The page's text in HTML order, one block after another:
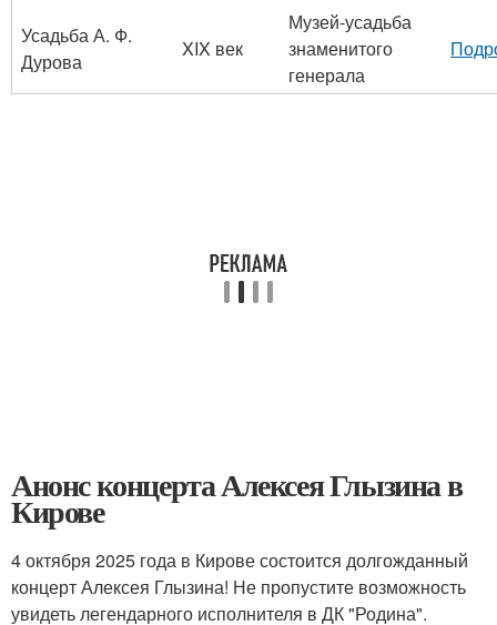
Усадьба А. Ф.
Дурова
XIX век
Музей-усадьба
знаменитого
генерала
Анонс концерта Алексея Глызина в
Кирове
4 октября 2025 года в Кирове состоится долгожданный
концерт Алексея Глызина! Не пропустите возможность
увидеть легендарного исполнителя в ДК "Родина".